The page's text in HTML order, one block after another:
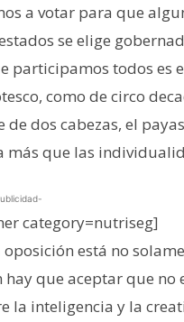
a votar para que
se elige
participamos todos es
como de circo
dos cabezas, el
más que las
category=nutriseg]
está no
que aceptar que no
la inteligencia y la